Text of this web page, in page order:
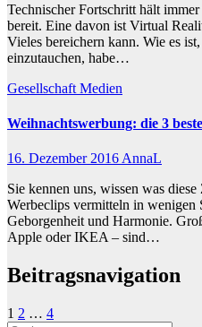
Technischer Fortschritt hält
bereit. Eine davon ist Virtual
Vieles bereichern kann. Wie es
einzutauchen, habe…
Gesellschaft Medien
Weihnachtswerbung: die 3
16. Dezember 2016 AnnaL
Sie kennen uns, wissen was
Werbeclips vermitteln in wenigen
Geborgenheit und Harmonie.
Apple oder IKEA – sind…
Beitragsnavigation
1 2 … 4